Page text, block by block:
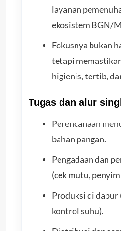
layanan
ekosistem BGN/
Fokusnya bukan
tetapi
higienis, tertib,
Tugas dan alur
Perencanaan
bahan pangan.
Pengadaan dan
(cek mutu,
Produksi di dapur
kontrol suhu).